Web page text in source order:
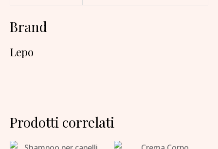
Brand
Lepo
Prodotti correlati